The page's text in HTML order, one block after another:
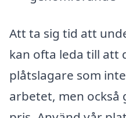
Att ta sig tid att
kan ofta leda till att
plåtslagare som
arbetet, men